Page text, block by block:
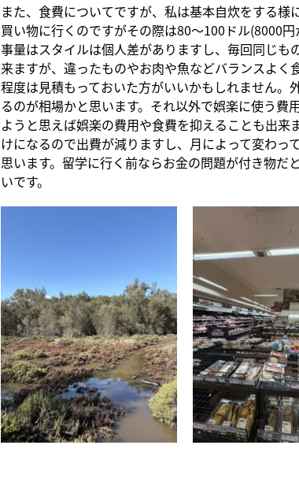
また、食費についてですが、私は基本自炊をする様
買い物に行くのですがその際は80〜100ドル(8000
事量はスタイルは個人差がありますし、毎回同じも
来ますが、違ったものやお肉や魚などバランスよく
程度は見積もっておいた方がいいかもしれません。
るのが相場かと思います。それ以外で娯楽に使う費
ようと思えば娯楽の費用や食費を抑えることも出来
けになるので出費が減りますし、月によって変わっ
思います。留学に行く前ならお金の問題が付き物だ
いです。